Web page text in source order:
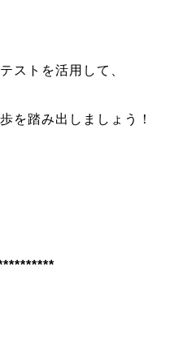
ストを活用して、
を踏み出しましょう！